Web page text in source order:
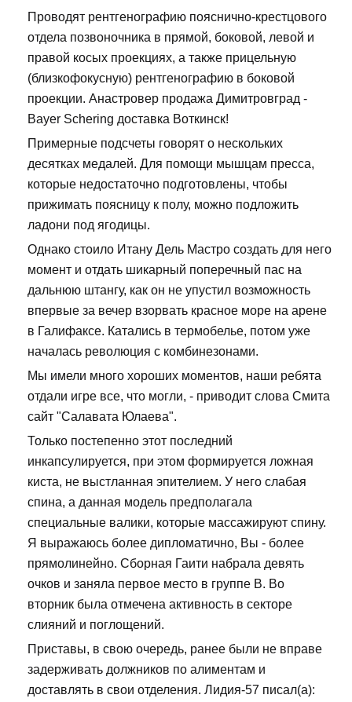
Проводят рентгенографию пояснично-крестцового
отдела позвоночника в прямой, боковой, левой и
правой косых проекциях, а также прицельную
(близкофокусную) рентгенографию в боковой
проекции. Анастровер продажа Димитровград -
Bayer Schering доставка Воткинск!
Примерные подсчеты говорят о нескольких
десятках медалей. Для помощи мышцам пресса,
которые недостаточно подготовлены, чтобы
прижимать поясницу к полу, можно подложить
ладони под ягодицы.
Однако стоило Итану Дель Мастро создать для него
момент и отдать шикарный поперечный пас на
дальнюю штангу, как он не упустил возможность
впервые за вечер взорвать красное море на арене
в Галифаксе. Катались в термобелье, потом уже
началась революция с комбинезонами.
Мы имели много хороших моментов, наши ребята
отдали игре все, что могли, - приводит слова Смита
сайт "Салавата Юлаева".
Только постепенно этот последний
инкапсулируется, при этом формируется ложная
киста, не выстланная эпителием. У него слабая
спина, а данная модель предполагала
специальные валики, которые массажируют спину.
Я выражаюсь более дипломатично, Вы - более
прямолинейно. Сборная Гаити набрала девять
очков и заняла первое место в группе В. Во
вторник была отмечена активность в секторе
слияний и поглощений.
Приставы, в свою очередь, ранее были не вправе
задерживать должников по алиментам и
доставлять в свои отделения. Лидия-57 писал(а):